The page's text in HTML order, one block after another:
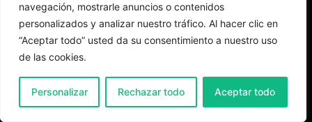
navegación, mostrarle anuncios o contenidos
personalizados y analizar nuestro tráfico. Al hacer clic en
“Aceptar todo” usted da su consentimiento a nuestro uso
de las cookies.
Personalizar Rechazar todo Aceptar todo